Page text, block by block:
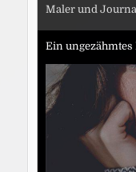
Maler und
Ein ungezähmtes